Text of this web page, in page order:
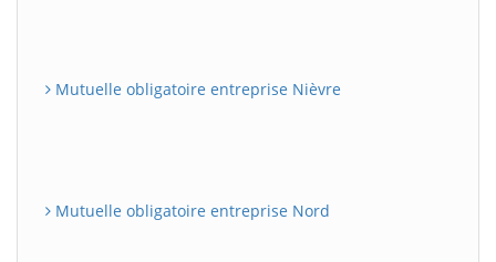
Mutuelle obligatoire entreprise Nièvre
Mutuelle obligatoire entreprise Nord